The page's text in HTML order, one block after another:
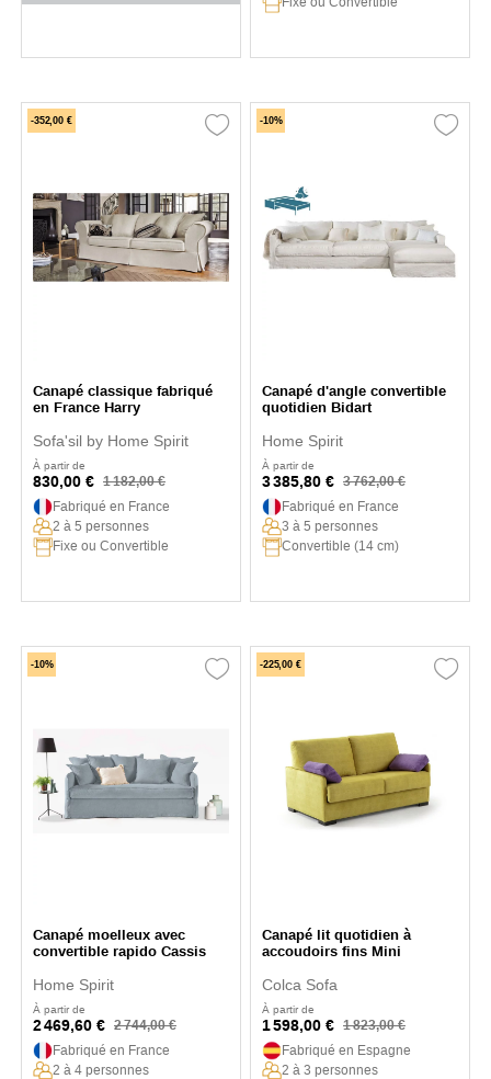
-352,00 €
Canapé classique fabriqué
en France Harry
Sofa'sil by Home Spirit
À partir de
830,00 € 1 182,00 €
Fabriqué en France
2 à 5 personnes
Fixe ou Convertible
-10%
Canapé d'angle convertible
quotidien Bidart
Home Spirit
À partir de
3 385,80 € 3 762,00 €
Fabriqué en France
3 à 5 personnes
Convertible (14 cm)
-10%
Canapé moelleux avec
convertible rapido Cassis
Home Spirit
À partir de
2 469,60 € 2 744,00 €
Fabriqué en France
2 à 4 personnes
-225,00 €
Canapé lit quotidien à
accoudoirs fins Mini
Colca Sofa
À partir de
1 598,00 € 1 823,00 €
Fabriqué en Espagne
2 à 3 personnes